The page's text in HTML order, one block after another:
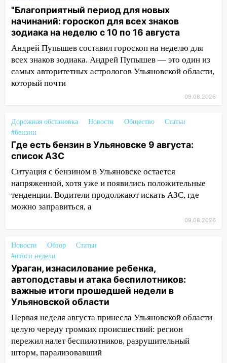
12:11 Где есть бензин в Ульяновске 9
августа: список АЗС
11:55 Соцсети: светофор упал на
машину во время сильного ливня в
Ульяновске
11:00 В Ульяновской области люди в
СНТ сидят без света
недели в Ульяновской области
09:18
движение трамваев в Ульяновске
09:15 Ураган, изнасилование ребенка,
автоподставы и атака беспилотников:
важные итоги прошедшей недели в
Ульяновской области
инфраструктуру после шторма
08:19 Внимание! В Цильнинском районе
пропал 67-летний мужчина
08:11 На Ульяновск снова надвигается
непогода
07:30 Евро-3 вместо Евро-5: что
означают классы бензина и можно ли
заливать «старое» топливо в
современные автомобили
"Благоприятный период для новых
начинаний: гороскоп для всех знаков
зодиака на неделю с 10 по 16 августа
Андрей Пупышев составил гороскоп на неделю для
всех знаков зодиака. Андрей Пупышев — это один из
самых авторитетных астрологов Ульяновской области,
который почти
09.08.2026
Дорожная обстановка Новости Общество
Статьи
#бензин
Где есть бензин в Ульяновске 9 августа:
список АЗС
Ситуация с бензином в Ульяновске остается
напряженной, хотя уже и появились положительные
тенденции. Водители продолжают искать АЗС, где
можно заправиться, а
09.08.2026
Новости Обзор
Статьи
#итоги недели
Ураган, изнасилование ребенка,
автоподставы и атака беспилотников:
важные итоги прошедшей недели в
Ульяновской области
Первая неделя августа принесла Ульяновской области
целую череду громких происшествий: регион
пережил налет беспилотников, разрушительный
шторм, парализовавший